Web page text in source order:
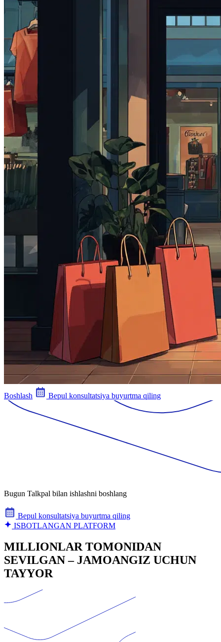
Boshlash Bepul konsultatsiya buyurtma qiling
Bugun Talkpal bilan ishlashni boshlang
Bepul konsultatsiya buyurtma qiling
ISBOTLANGAN PLATFORM
MILLIONLAR TOMONIDAN
SEVILGAN – JAMOANGIZ UCHUN
TAYYOR